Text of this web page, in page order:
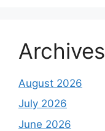
Archives
August 2026
July 2026
June 2026